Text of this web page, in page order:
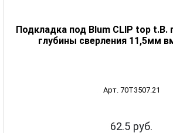
Подкладка под Blum CLIP top t.B.
глубины сверления 11,5мм
Арт. 70T3507.21
62.5 руб.